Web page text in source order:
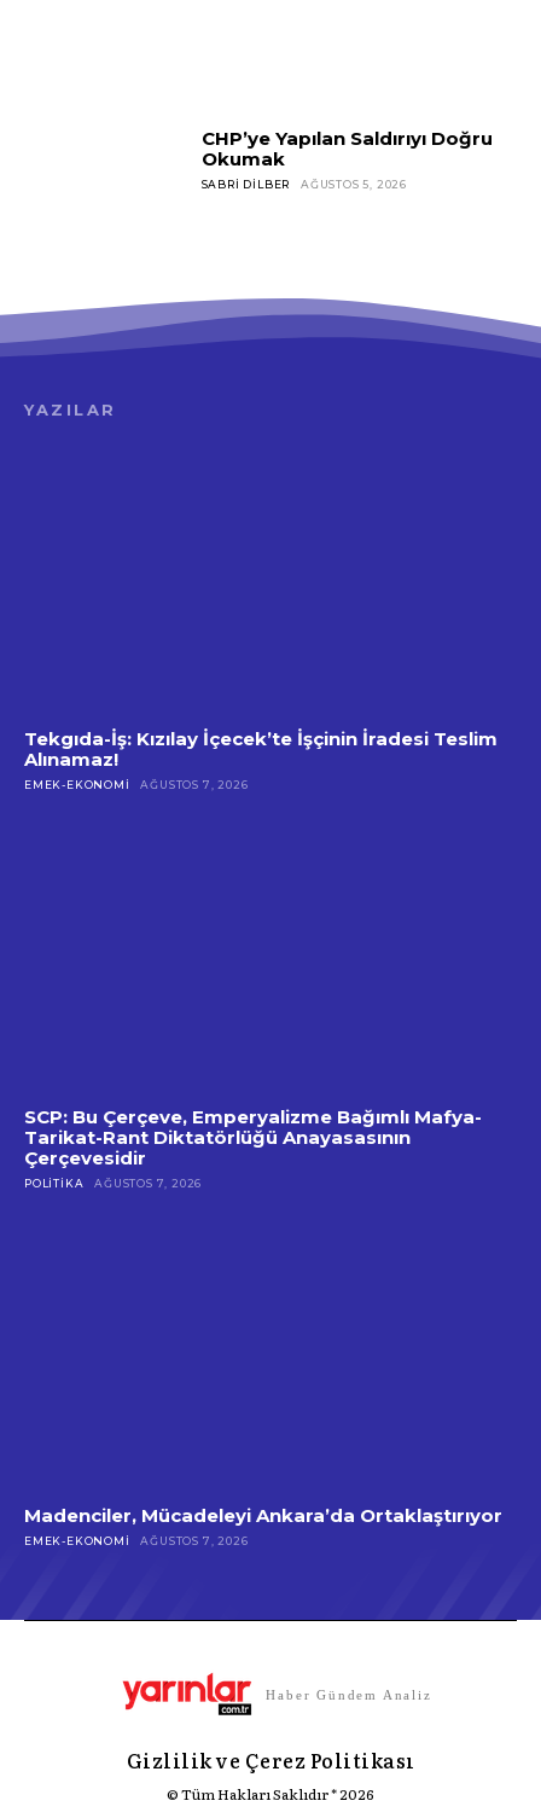
CHP’ye Yapılan Saldırıyı Doğru
Okumak
SABRI DILBER AĞUSTOS 5, 2026
YAZILAR
Tekgıda-İş: Kızılay İçecek’te İşçinin İradesi Teslim
Alınamaz!
EMEK-EKONOMI AĞUSTOS 7, 2026
SCP: Bu Çerçeve, Emperyalizme Bağımlı Mafya-
Tarikat-Rant Diktatörlüğü Anayasasının
Çerçevesidir
POLITIKA AĞUSTOS 7, 2026
Madenciler, Mücadeleyi Ankara’da Ortaklaştırıyor
EMEK-EKONOMI AĞUSTOS 7, 2026
Haber Gündem Analiz
Gizlilik ve Çerez Politikası
© Tüm Hakları Saklıdır * 2026